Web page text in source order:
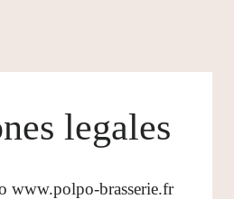
legales
www.polpo-brasserie.fr